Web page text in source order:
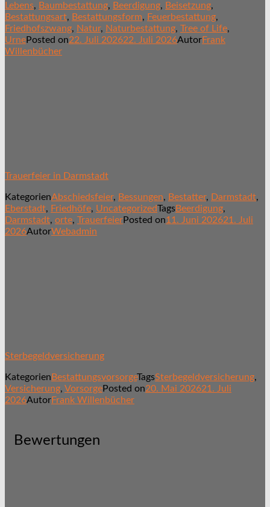
Lebens, Baumbestattung, Beerdigung, Beisetzung,
Bestattungsart, Bestattungsform, Feuerbestattung,
Friedhofszwang, Natur, Naturbestattung, Tree of Life,
UrnePosted on22. Juli 202622. Juli 2026AutorFrank
Willenbücher
Trauerfeier in Darmstadt
KategorienAbschiedsfeier, Bessungen, Bestatter, Darmstadt,
Eberstadt, Friedhöfe, UncategorizedTagsBeerdigung,
Darmstadt, orte, TrauerfeierPosted on11. Juni 202621. Juli
2026AutorWebadmin
Sterbegeldversicherung
Kategorien BestattungsvorsorgeTagsSterbegeldversicherung,
Versicherung, VorsorgePosted on20. Mai 202621. Juli
2026AutorFrank Willenbücher
Bewertungen